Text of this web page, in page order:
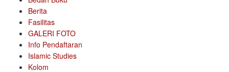
Berita
Fasilitas
GALERI FOTO
Info Pendaftaran
Islamic Studies
Kolom